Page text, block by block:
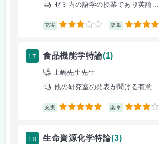
ゼミ内の語学の授業であり英論...
充実 3 楽単 4
17 食品機能学特論(1)
上嶋先生先生
他の研究室の発表が聞ける有意...
充実 5 楽単 3
18 生命資源化学特論(3)